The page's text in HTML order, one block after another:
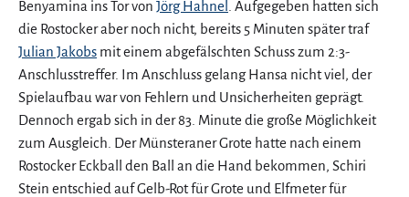
Benyamina ins Tor von Jörg Hahnel
. Aufgegeben hatten sich
die Rostocker aber noch nicht, bereits 5 Minuten später traf
Julian Jakobs mit einem abgefälschten Schuss zum 2:3-
Anschlusstreffer. Im Anschluss gelang Hansa nicht viel, der
Spielaufbau war von Fehlern und Unsicherheiten geprägt.
Dennoch ergab sich in der 83. Minute die große Möglichkeit
zum Ausgleich. Der Münsteraner Grote hatte nach einem
Rostocker Eckball den Ball an die Hand bekommen, Schiri
Stein entschied auf Gelb-Rot für Grote und Elfmeter für